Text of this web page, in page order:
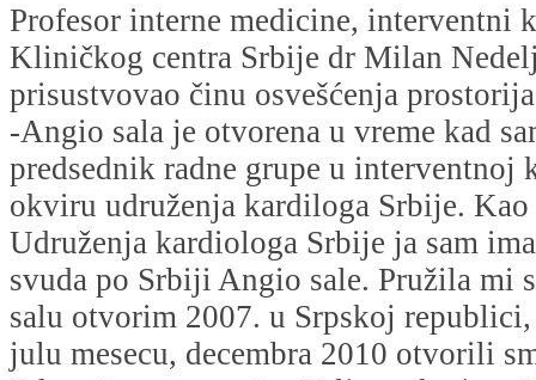
Profesor interne medicine, interventni
Kliničkog centra Srbije dr Milan
prisustvovao činu osvešćenja
-Angio sala je otvorena u vreme kad
predsednik radne grupe u
okviru udruženja kardiloga Srbije. Kao
Udruženja kardiologa Srbije ja sam
svuda po Srbiji Angio sale. Pružila mi
salu otvorim 2007. u Srpskoj
julu mesecu, decembra 2010 otvorili